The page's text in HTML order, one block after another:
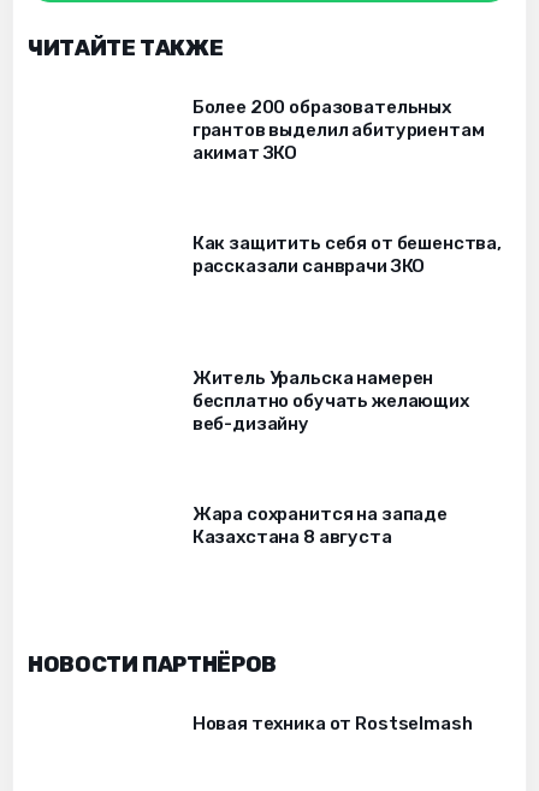
ЧИТАЙТЕ ТАКЖЕ
Более 200 образовательных
грантов выделил абитуриентам
акимат ЗКО
Как защитить себя от бешенства,
рассказали санврачи ЗКО
Житель Уральска намерен
бесплатно обучать желающих
веб-дизайну
Жара сохранится на западе
Казахстана 8 августа
НОВОСТИ ПАРТНЁРОВ
Новая техника от Rostselmash